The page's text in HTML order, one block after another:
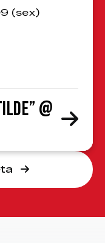
(sex)
@